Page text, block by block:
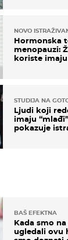
NOVO
Hormonska
menopauzi:
koriste
STUDIJA NA
Ljudi koji
imaju
pokazuje
BAŠ EFEKTNA
Kada smo
ugledali ovu